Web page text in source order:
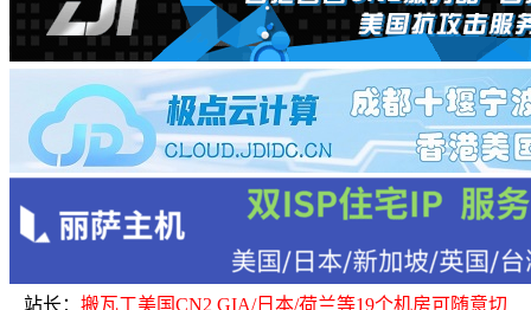
站长： 搬瓦工美国CN2 GIA/日本/荷兰等19个机房可随意切